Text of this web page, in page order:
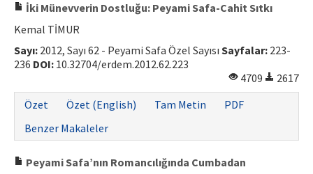
İki Münevverin Dostluğu: Peyami Safa-Cahit Sıtkı
Kemal TİMUR
Sayı: 2012, Sayı 62 - Peyami Safa Özel Sayısı Sayfalar: 223-
236 DOI: 10.32704/erdem.2012.62.223
4709
2617
Özet
Özet (English) Tam Metin
PDF
Benzer Makaleler
Peyami Safa’nın Romancılığında Cumbadan